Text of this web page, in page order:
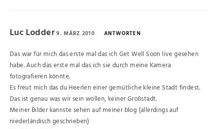
Luc Lodder 9. MÄRZ 2010 ANTWORTEN
Das war für mich das erste mal das ich Get Well Soon live gesehen
habe. Auch das erste mal das ich sie durch meine Kamera
fotografieren könnte.
Es freut mich das du Heerlen einer gemütliche kleine Stadt findest.
Das ist genau was wir sein wollen, keiner Großstadt.
Meiner Bilder kannste sehen auf meiner blog (allerdings auf
niederländisch geschrieben)